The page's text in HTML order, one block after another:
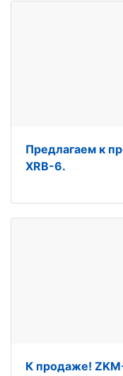
Предлагаем к
XRB-6.
К продаже!